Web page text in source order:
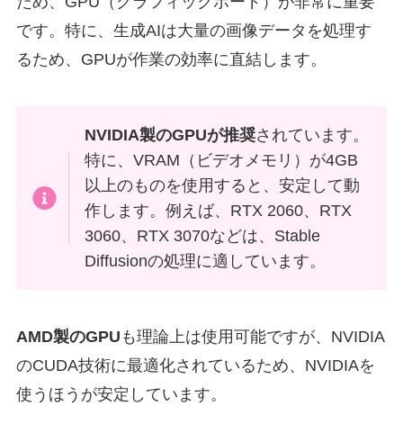
です。特に、生成AIは大量の画像データを処理す
るため、GPUが作業の効率に直結します。
NVIDIA製のGPUが推奨されています。
特に、VRAM（ビデオメモリ）が4GB
以上のものを使用すると、安定して動
作します。例えば、RTX 2060、RTX
3060、RTX 3070などは、Stable
Diffusionの処理に適しています。
AMD製のGPU も理論上は使用可能ですが、NVIDIA
のCUDA技術に最適化されているため、NVIDIAを
使うほうが安定しています。